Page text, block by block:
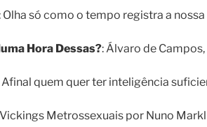
Olha só como o tempo registra a
Hora Dessas?: Álvaro de
Afinal quem quer ter inteligência
Vickings Metrossexuais por Nuno Markl